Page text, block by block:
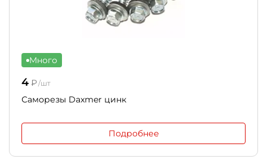
Много
4 ₽/шт
Саморезы Daxmer цинк
Подробнее